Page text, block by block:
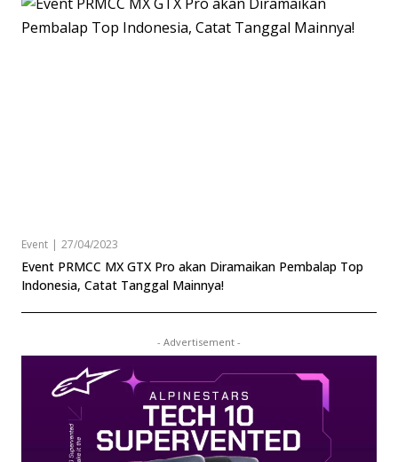
Event | 27/04/2023
Event PRMCC MX GTX Pro akan Diramaikan Pembalap Top
Indonesia, Catat Tanggal Mainnya!
- Advertisement -